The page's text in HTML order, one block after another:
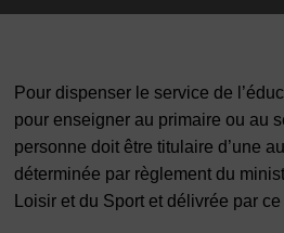
Pour dispenser le service de
pour enseigner au primaire ou au
personne doit être titulaire d’une
déterminée par règlement du
Loisir et du Sport et délivrée par ce